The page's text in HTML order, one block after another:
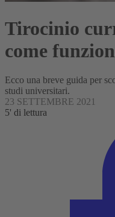
Tirocinio
come
Ecco una breve guida per
studi universitari.
23 SETTEMBRE 2021
5' di lettura